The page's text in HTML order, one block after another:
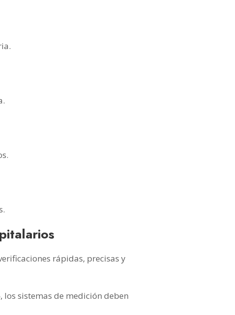
rápidas, precisas y
los sistemas de medición deben